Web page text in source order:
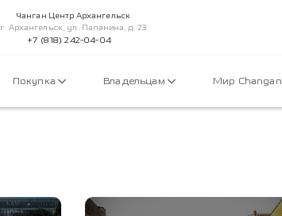
Чанган Центр Архангельск
г. Архангельск, ул. Папанина, д. 23
+7 (818) 242-04-04
Покупка Владельцам Мир Changan